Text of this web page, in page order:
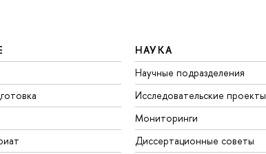
НАУКА
Научные подразделения
Исследовательские проекты
Мониторинги
Диссертационные советы